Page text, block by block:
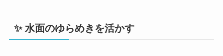
✨ 水面のゆらめきを活かす